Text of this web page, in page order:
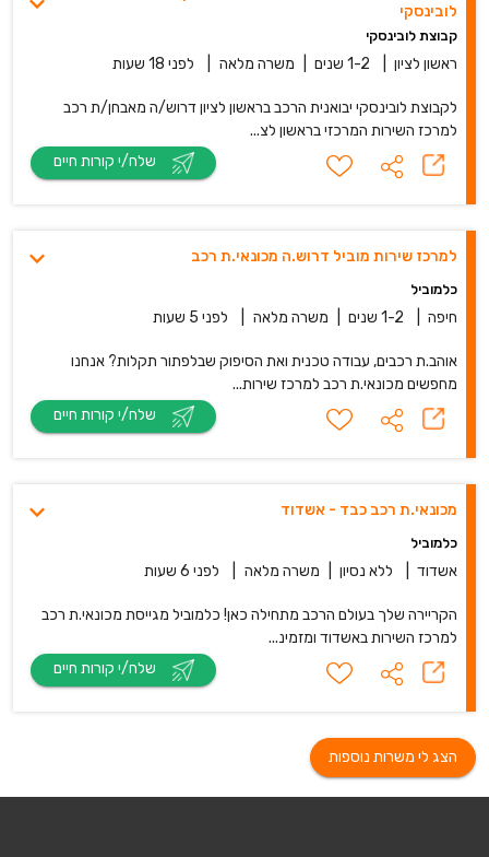
לובינסקי
קבוצת לובינסקי
ראשון לציון 1-2 שנים משרה מלאה לפני 18 שעות
לקבוצת לובינסקי יבואנית הרכב בראשון לציון דרוש/ה מאבחן/ת רכב
למרכז השירות המרכזי בראשון לצ...
למרכז שירות מוביל דרוש.ה מכונאי.ת רכב
כלמוביל
חיפה 1-2 שנים משרה מלאה לפני 5 שעות
אוהב.ת רכבים, עבודה טכנית ואת הסיפוק שבלפתור תקלות? אנחנו
מחפשים מכונאי.ת רכב למרכז שירות...
מכונאי.ת רכב כבד - אשדוד
כלמוביל
אשדוד ללא נסיון משרה מלאה לפני 6 שעות
הקריירה שלך בעולם הרכב מתחילה כאן! כלמוביל מגייסת מכונאי.ת רכב
למרכז השירות באשדוד ומזמינ...
הצג לי משרות נוספות